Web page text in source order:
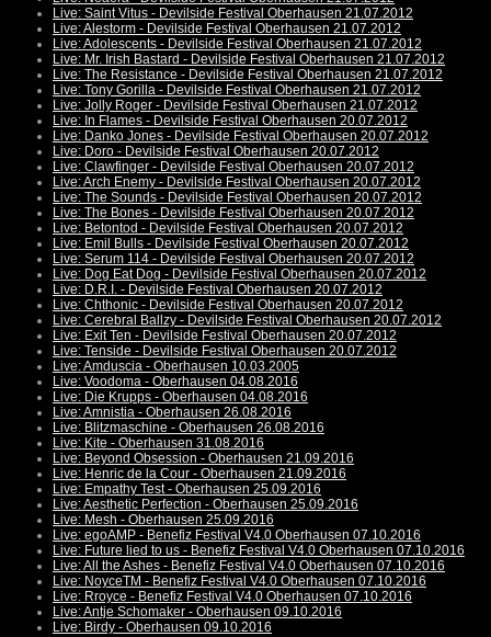
Live: Saint Vitus - Devilside Festival Oberhausen 21.07.2012
Live: Alestorm - Devilside Festival Oberhausen 21.07.2012
Live: Adolescents - Devilside Festival Oberhausen 21.07.2012
Live: Mr. Irish Bastard - Devilside Festival Oberhausen 21.07.2012
Live: The Resistance - Devilside Festival Oberhausen 21.07.2012
Live: Tony Gorilla - Devilside Festival Oberhausen 21.07.2012
Live: Jolly Roger - Devilside Festival Oberhausen 21.07.2012
Live: In Flames - Devilside Festival Oberhausen 20.07.2012
Live: Danko Jones - Devilside Festival Oberhausen 20.07.2012
Live: Doro - Devilside Festival Oberhausen 20.07.2012
Live: Clawfinger - Devilside Festival Oberhausen 20.07.2012
Live: Arch Enemy - Devilside Festival Oberhausen 20.07.2012
Live: The Sounds - Devilside Festival Oberhausen 20.07.2012
Live: The Bones - Devilside Festival Oberhausen 20.07.2012
Live: Betontod - Devilside Festival Oberhausen 20.07.2012
Live: Emil Bulls - Devilside Festival Oberhausen 20.07.2012
Live: Serum 114 - Devilside Festival Oberhausen 20.07.2012
Live: Dog Eat Dog - Devilside Festival Oberhausen 20.07.2012
Live: D.R.I. - Devilside Festival Oberhausen 20.07.2012
Live: Chthonic - Devilside Festival Oberhausen 20.07.2012
Live: Cerebral Ballzy - Devilside Festival Oberhausen 20.07.2012
Live: Exit Ten - Devilside Festival Oberhausen 20.07.2012
Live: Tenside - Devilside Festival Oberhausen 20.07.2012
Live: Amduscia - Oberhausen 10.03.2005
Live: Voodoma - Oberhausen 04.08.2016
Live: Die Krupps - Oberhausen 04.08.2016
Live: Amnistia - Oberhausen 26.08.2016
Live: Blitzmaschine - Oberhausen 26.08.2016
Live: Kite - Oberhausen 31.08.2016
Live: Beyond Obsession - Oberhausen 21.09.2016
Live: Henric de la Cour - Oberhausen 21.09.2016
Live: Empathy Test - Oberhausen 25.09.2016
Live: Aesthetic Perfection - Oberhausen 25.09.2016
Live: Mesh - Oberhausen 25.09.2016
Live: egoAMP - Benefiz Festival V4.0 Oberhausen 07.10.2016
Live: Future lied to us - Benefiz Festival V4.0 Oberhausen 07.10.2016
Live: All the Ashes - Benefiz Festival V4.0 Oberhausen 07.10.2016
Live: NoyceTM - Benefiz Festival V4.0 Oberhausen 07.10.2016
Live: Rroyce - Benefiz Festival V4.0 Oberhausen 07.10.2016
Live: Antje Schomaker - Oberhausen 09.10.2016
Live: Birdy - Oberhausen 09.10.2016